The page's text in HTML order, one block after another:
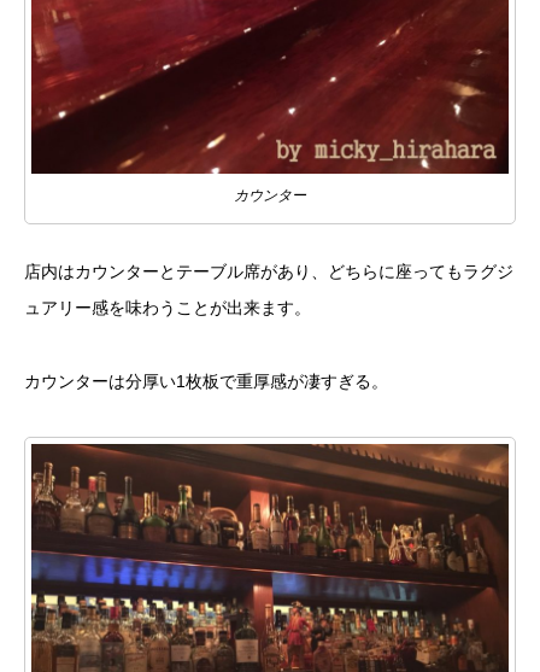
カウンター
店内はカウンターとテーブル席があり、どちらに座ってもラグジ
ュアリー感を味わうことが出来ます。
カウンターは分厚い1枚板で重厚感が凄すぎる。